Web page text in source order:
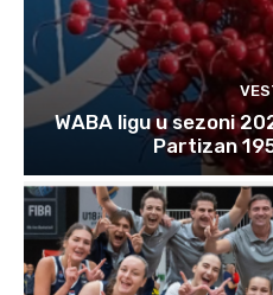
WABA ligu u sezoni
Partizan